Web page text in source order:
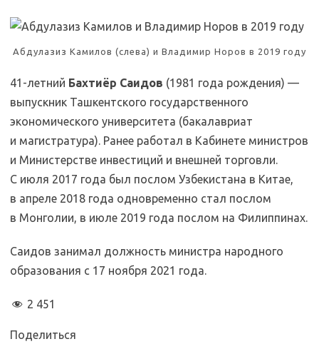
Абдулазиз Камилов (слева) и Владимир Норов в 2019 году
41-летний Бахтиёр Саидов (1981 года рождения) —
выпускник Ташкентского государственного
экономического университета (бакалавриат
и магистратура). Ранее работал в Кабинете министров
и Министерстве инвестиций и внешней торговли.
С июля 2017 года был послом Узбекистана в Китае,
в апреле 2018 года одновременно стал послом
в Монголии, в июле 2019 года послом на Филиппинах.
Саидов занимал должность министра народного
образования с 17 ноября 2021 года.
2 451
Поделиться